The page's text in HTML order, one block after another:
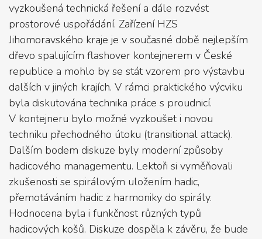
vyzkoušená technická řešení a dále rozvést
prostorové uspořádání. Zařízení HZS
Jihomoravského kraje je v současné době nejlepším
dřevo spalujícím flashover kontejnerem v České
republice a mohlo by se stát vzorem pro výstavbu
dalších v jiných krajích. V rámci praktického výcviku
byla diskutována technika práce s proudnicí.
V kontejneru bylo možné vyzkoušet i novou
techniku přechodného útoku (transitional attack).
Dalším bodem diskuze byly moderní způsoby
hadicového managementu. Lektoři si vyměňovali
zkušenosti se spirálovým uložením hadic,
přemotáváním hadic z harmoniky do spirály.
Hodnocena byla i funkčnost různých typů
hadicových košů. Diskuze dospěla k závěru, že bude